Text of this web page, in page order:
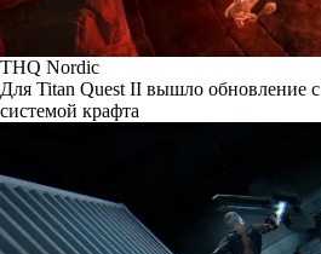
THQ Nordic
Для Titan Quest II вышло обновление
системой крафта